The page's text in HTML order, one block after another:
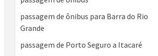
passagem de ônibus para Barra do Rio
Grande
passagem de Porto Seguro a Itacaré